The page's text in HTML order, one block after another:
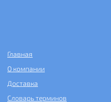
Главная
О компании
Доставка
Словарь терминов